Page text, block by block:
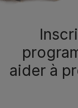
aider à